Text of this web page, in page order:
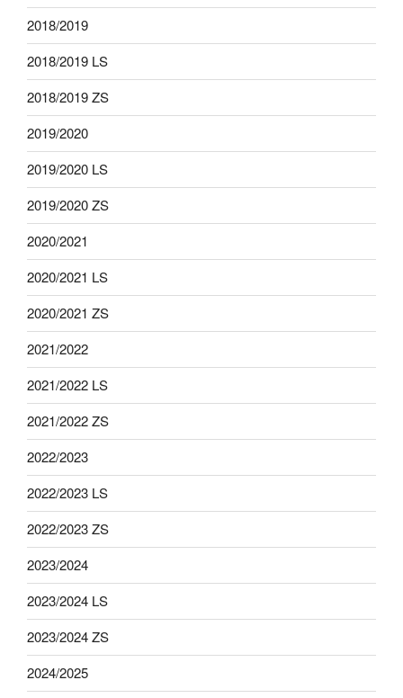
2018/2019
2018/2019 LS
2018/2019 ZS
2019/2020
2019/2020 LS
2019/2020 ZS
2020/2021
2020/2021 LS
2020/2021 ZS
2021/2022
2021/2022 LS
2021/2022 ZS
2022/2023
2022/2023 LS
2022/2023 ZS
2023/2024
2023/2024 LS
2023/2024 ZS
2024/2025